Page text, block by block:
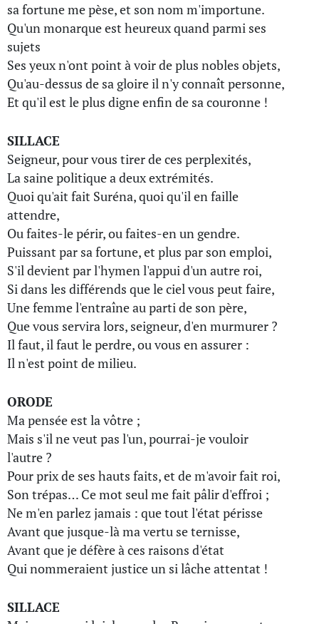
sa fortune me pèse, et son nom m'importune.
Qu'un monarque est heureux quand parmi ses
sujets
Ses yeux n'ont point à voir de plus nobles objets,
Qu'au-dessus de sa gloire il n'y connaît personne,
Et qu'il est le plus digne enfin de sa couronne !
SILLACE
Seigneur, pour vous tirer de ces perplexités,
La saine politique a deux extrémités.
Quoi qu'ait fait Suréna, quoi qu'il en faille
attendre,
Ou faites-le périr, ou faites-en un gendre.
Puissant par sa fortune, et plus par son emploi,
S'il devient par l'hymen l'appui d'un autre roi,
Si dans les différends que le ciel vous peut faire,
Une femme l'entraîne au parti de son père,
Que vous servira lors, seigneur, d'en murmurer ?
Il faut, il faut le perdre, ou vous en assurer :
Il n'est point de milieu.
ORODE
Ma pensée est la vôtre ;
Mais s'il ne veut pas l'un, pourrai-je vouloir
l'autre ?
Pour prix de ses hauts faits, et de m'avoir fait roi,
Son trépas… Ce mot seul me fait pâlir d'effroi ;
Ne m'en parlez jamais : que tout l'état périsse
Avant que jusque-là ma vertu se ternisse,
Avant que je défère à ces raisons d'état
Qui nommeraient justice un si lâche attentat !
SILLACE